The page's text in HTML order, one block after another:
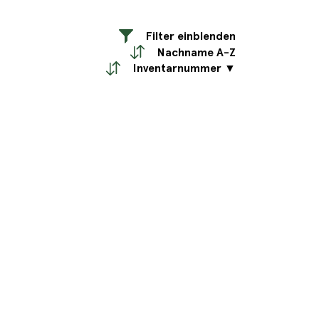
Filter einblenden
Nachname A-Z
Inventarnummer ▼